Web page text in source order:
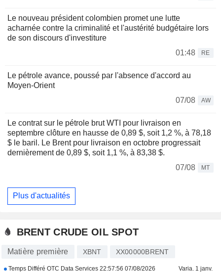
Le nouveau président colombien promet une lutte
acharnée contre la criminalité et l'austérité budgétaire lors
de son discours d'investiture
01:48
RE
Le pétrole avance, poussé par l'absence d'accord au
Moyen-Orient
07/08
AW
Le contrat sur le pétrole brut WTI pour livraison en
septembre clôture en hausse de 0,89 $, soit 1,2 %, à 78,18
$ le baril. Le Brent pour livraison en octobre progressait
dernièrement de 0,89 $, soit 1,1 %, à 83,38 $.
07/08
MT
Plus d'actualités
BRENT CRUDE OIL SPOT
Matière première XBNT XX00000BRENT
Temps Différé OTC Data Services 22:57:56 07/08/2026 Varia. 1 janv.